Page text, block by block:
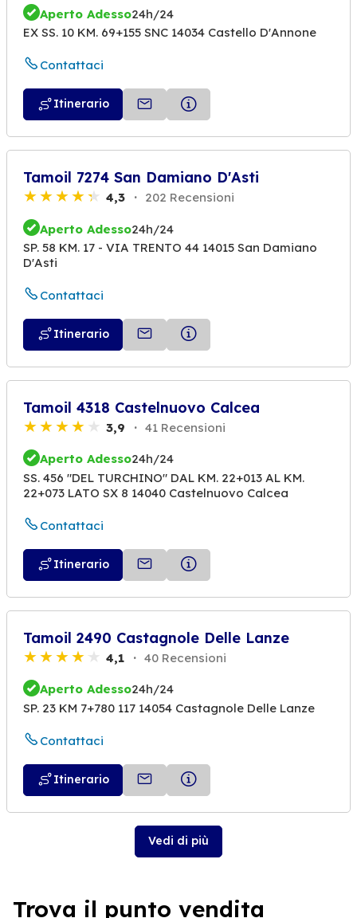
Aperto Adesso24h/24
EX SS. 10 KM. 69+155 SNC 14034 Castello D'Annone
Contattaci
Itinerario
Tamoil 7274 San Damiano D'Asti
4,3 202 Recensioni
Aperto Adesso24h/24
SP. 58 KM. 17 - VIA TRENTO 44 14015 San Damiano
D'Asti
Contattaci
Itinerario
Tamoil 4318 Castelnuovo Calcea
3,9 41 Recensioni
Aperto Adesso24h/24
SS. 456 "DEL TURCHINO" DAL KM. 22+013 AL KM.
22+073 LATO SX 8 14040 Castelnuovo Calcea
Contattaci
Itinerario
Tamoil 2490 Castagnole Delle Lanze
4,1 40 Recensioni
Aperto Adesso24h/24
SP. 23 KM 7+780 117 14054 Castagnole Delle Lanze
Contattaci
Itinerario
Vedi di più
Trova il punto vendita